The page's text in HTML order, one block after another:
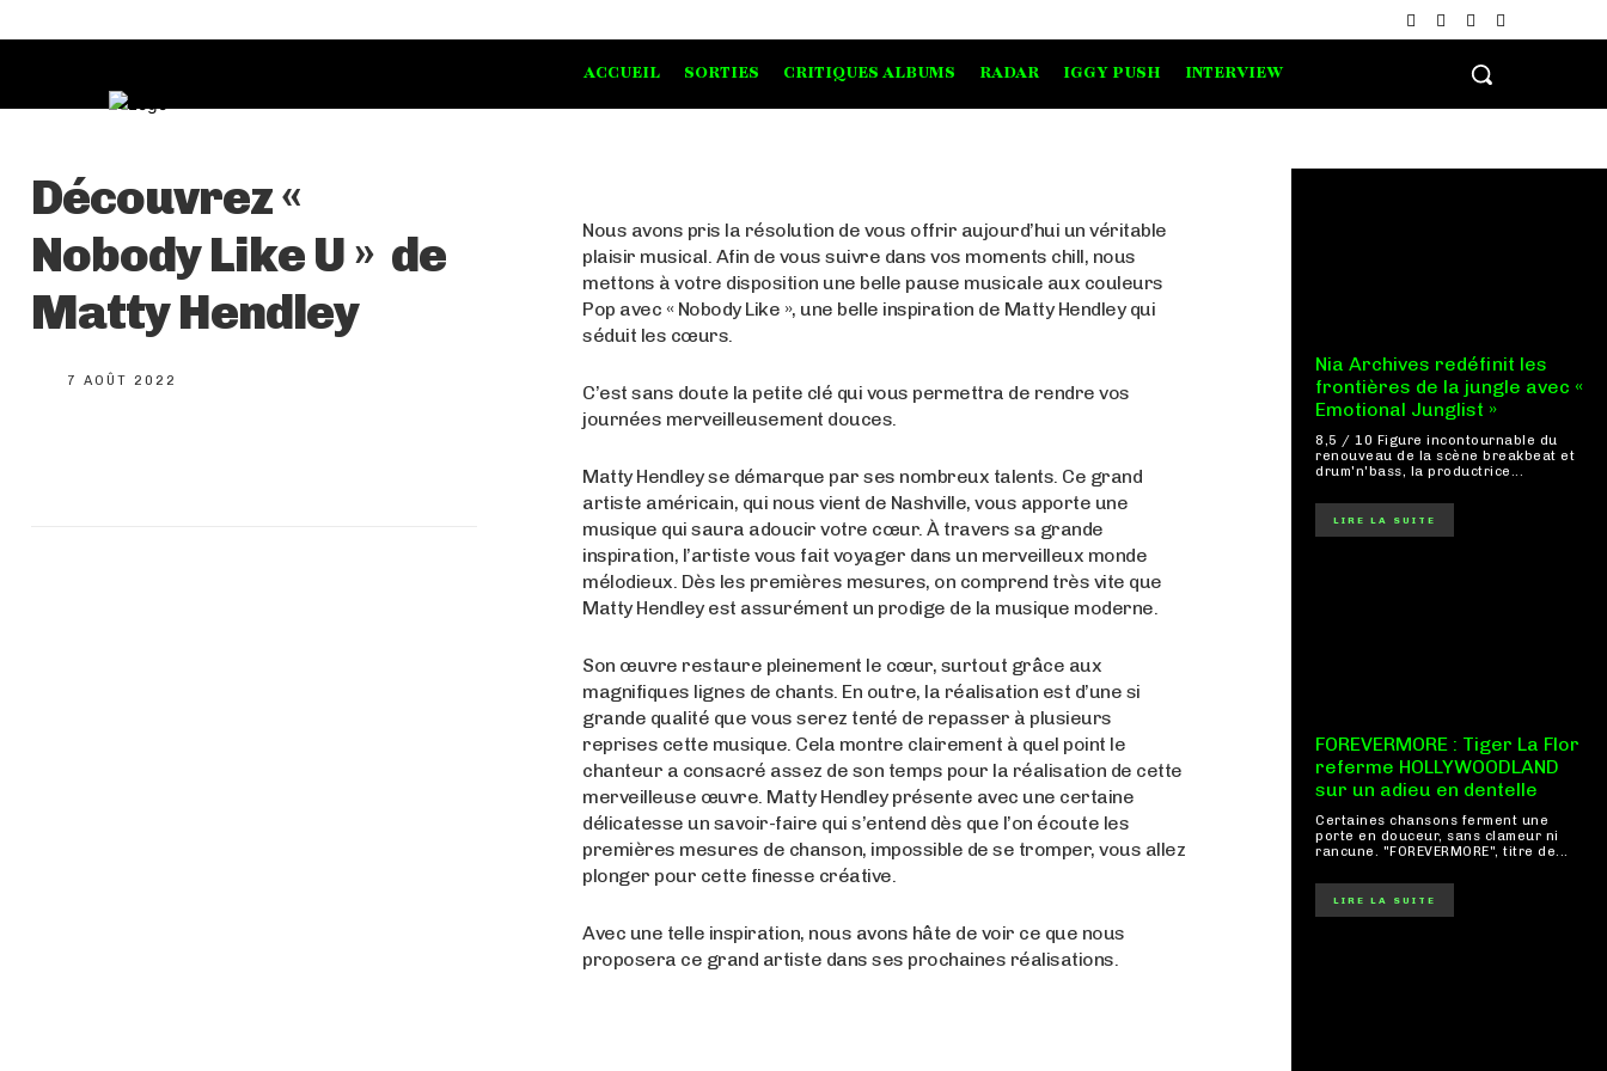
ACCUEIL SORTIES CRITIQUES ALBUMS RADAR IGGY PUSH INTERVIEW
Découvrez «
Nobody Like U » de
Matty Hendley
7 AOÛT 2022
Nous avons pris la résolution de vous offrir aujourd’hui un véritable
plaisir musical. Afin de vous suivre dans vos moments chill, nous
mettons à votre disposition une belle pause musicale aux couleurs
Pop avec « Nobody Like », une belle inspiration de Matty Hendley qui
séduit les cœurs.
C’est sans doute la petite clé qui vous permettra de rendre vos
journées merveilleusement douces.
Matty Hendley se démarque par ses nombreux talents. Ce grand
artiste américain, qui nous vient de Nashville, vous apporte une
musique qui saura adoucir votre cœur. À travers sa grande
inspiration, l’artiste vous fait voyager dans un merveilleux monde
mélodieux. Dès les premières mesures, on comprend très vite que
Matty Hendley est assurément un prodige de la musique moderne.
Son œuvre restaure pleinement le cœur, surtout grâce aux
magnifiques lignes de chants. En outre, la réalisation est d’une si
grande qualité que vous serez tenté de repasser à plusieurs
reprises cette musique. Cela montre clairement à quel point le
chanteur a consacré assez de son temps pour la réalisation de cette
merveilleuse œuvre. Matty Hendley présente avec une certaine
délicatesse un savoir-faire qui s’entend dès que l’on écoute les
premières mesures de chanson, impossible de se tromper, vous allez
plonger pour cette finesse créative.
Avec une telle inspiration, nous avons hâte de voir ce que nous
proposera ce grand artiste dans ses prochaines réalisations.
Nia Archives redéfinit les
frontières de la jungle avec «
Emotional Junglist »
8,5 / 10 Figure incontournable du
renouveau de la scène breakbeat et
drum'n'bass, la productrice...
LIRE LA SUITE
FOREVERMORE : Tiger La Flor
referme HOLLYWOODLAND
sur un adieu en dentelle
Certaines chansons ferment une
porte en douceur, sans clameur ni
rancune. "FOREVERMORE", titre de...
LIRE LA SUITE